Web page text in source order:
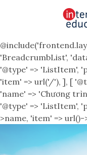
'BreadcrumbList',
'@type' => 'ListItem',
'item' => url('/'), ], [
'name' => 'Chương
'@type' => 'ListItem',
>name, 'item' =>